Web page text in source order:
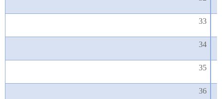
33
34
35
36